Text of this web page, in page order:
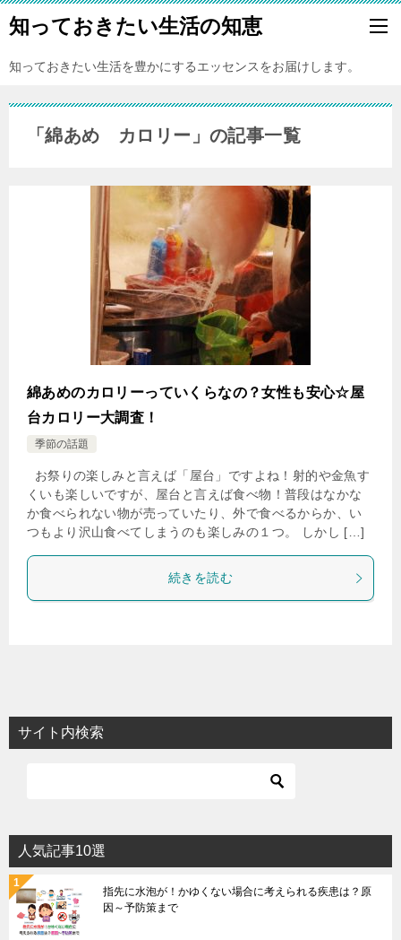
知っておきたい生活の知恵
知っておきたい生活を豊かにするエッセンスをお届けします。
「綿あめ カロリー」の記事一覧
綿あめのカロリーっていくらなの？女性も安心☆屋
台カロリー大調査！
季節の話題
お祭りの楽しみと言えば「屋台」ですよね！射的や金魚す
くいも楽しいですが、屋台と言えば食べ物！普段はなかな
か食べられない物が売っていたり、外で食べるからか、い
つもより沢山食べてしまうのも楽しみの１つ。 しかし […]
続きを読む
サイト内検索
人気記事10選
指先に水泡が！かゆくない場合に考えられる疾患は？原
因～予防策まで